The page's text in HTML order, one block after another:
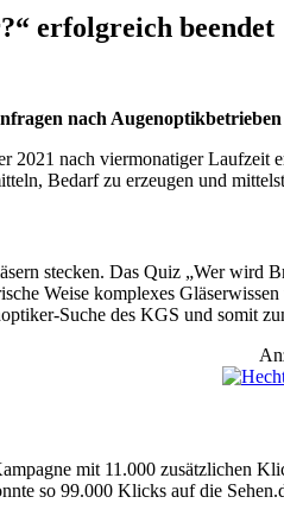
erfolgreich beendet
nach Augenoptikbetrieben
nach viermonatiger
Bedarf zu erzeugen und
stecken. Das Quiz „Wer wird
Weise komplexes
Suche des KGS und somit
mit 11.000 zusätzlichen
so 99.000 Klicks auf die